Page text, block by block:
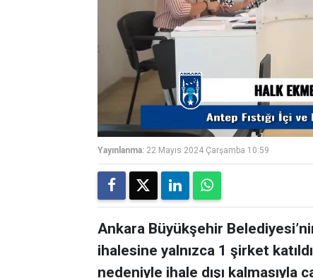
Yayınlanma: 22 Mayıs 2024 Çarşamba 10:59
Ankara Büyükşehir
ihalesine yalnızca 1 şirket
nedeniyle ihale dışı kalmasıyla